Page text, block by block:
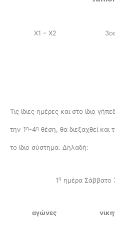
Χ1 – Χ2
Τις ίδιες ημέρες και στο ίδιο
την 1η-4η θέση, θα διεξαχθεί και
το ίδιο σύστημα. Δηλαδή:
1η ημέρα Σάββατο
αγώνες